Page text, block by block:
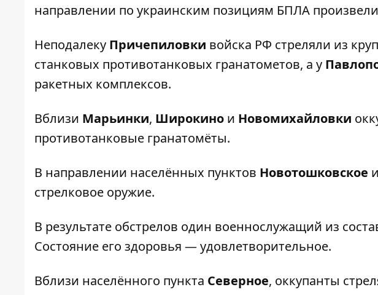
направлении по украинским позициям БПЛА
Неподалеку Причепиловки войска РФ стреляли из
станковых противотанковых гранатометов, а у
ракетных комплексов.
Вблизи Марьинки, Широкино и Новомихайловки
противотанковые гранатомёты.
В направлении населённых пунктов Новотошковское и
стрелковое оружие.
В результате обстрелов один военнослужащий из
Состояние его здоровья — удовлетворительное.
Вблизи населённого пункта Северное, оккупанты